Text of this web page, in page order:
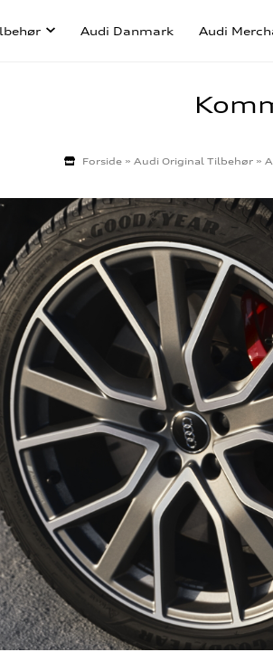
Audi Danmark Audi
Forside» Audi Original Tilbehør»